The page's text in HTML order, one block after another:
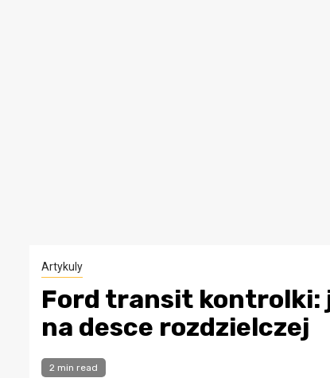
Artykuly
Ford transit kontrolki:
na desce rozdzielczej
2 min read